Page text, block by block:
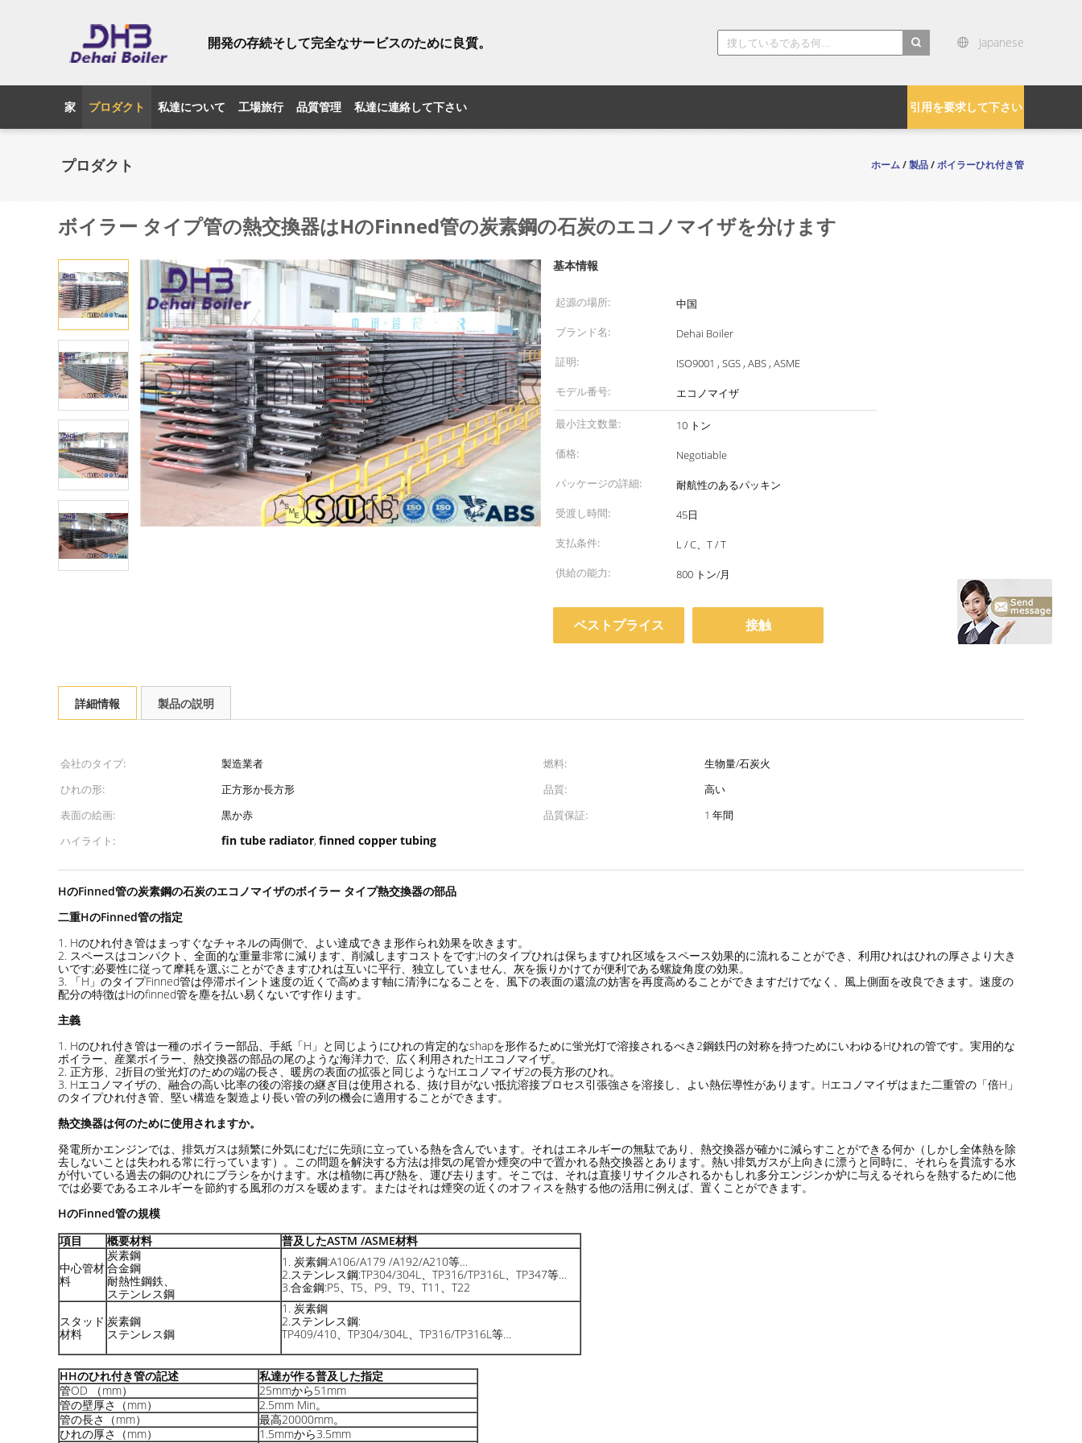
開発の存続そして完全なサービスのために良質。 Japanese
引用を要求して下さい
家 プロダクト 私達について 工場旅行 品質管理 私達に連絡して下さい
プロダクト ホーム/製品/ボイラーひれ付き管
ボイラー タイプ管の熱交換器はHのFinned管の炭素鋼の石炭のエコノマイザを分けます
基本情報
起源の場所:
中国
ブランド名:
Dehai Boiler
証明:
ISO9001 , SGS , ABS , ASME
モデル番号:
エコノマイザ
最小注文数量:
10 トン
価格:
Negotiable
パッケージの詳細:
耐航性のあるパッキン
受渡し時間:
45日
支払条件:
L / C、T / T
供給の能力:
800 トン/月
ベストプライス 接触
詳細情報 製品の説明
会社のタイプ: 製造業者 燃料:
生物量/石炭火
ひれの形:
正方形か長方形 品質:
高い
表面の絵画:
黒か赤 品質保証:
1 年間
ハイライト:
fin tube radiator, finned copper tubing
HのFinned管の炭素鋼の石炭のエコノマイザのボイラー タイプ熱交換器の部品
二重HのFinned管の指定
1. Hのひれ付き管はまっすぐなチャネルの両側で、よい達成できま形作られ効果を吹きます。
2. スペースはコンパクト、全面的な重量非常に減ります、削減しますコストをです;Hのタイプひれは保ちますひれ区域をスペース効果的に流れることができ、利用ひれはひれの厚さより大き
いです;必要性に従って摩耗を選ぶことができます;ひれは互いに平行、独立していません、灰を振りかけてが便利である螺旋角度の効果。
3. 「H」のタイプFinned管は停滞ポイント速度の近くで高めます軸に清浄になることを、風下の表面の還流の妨害を再度高めることができますだけでなく、風上側面を改良できます。速度の
配分の特徴はHのfinned管を塵を払い易くないです作ります。
主義
1. Hのひれ付き管は一種のボイラー部品、手紙「H」と同じようにひれの肯定的なshapを形作るために蛍光灯で溶接されるべき2鋼鉄円の対称を持つためにいわゆるHひれの管です。実用的な
ボイラー、産業ボイラー、熱交換器の部品の尾のような海洋力で、広く利用されたHエコノマイザ。
2. 正方形、2折目の蛍光灯のための端の長さ、暖房の表面の拡張と同じようなHエコノマイザ2の長方形のひれ。
3. Hエコノマイザの、融合の高い比率の後の溶接の継ぎ目は使用される、抜け目がない抵抗溶接プロセス引張強さを溶接し、よい熱伝導性があります。Hエコノマイザはまた二重管の「倍H」
のタイプひれ付き管、堅い構造を製造より長い管の列の機会に適用することができます。
熱交換器は何のために使用されますか。
発電所かエンジンでは、排気ガスは頻繁に外気にむだに先頭に立っている熱を含んでいます。それはエネルギーの無駄であり、熱交換器が確かに減らすことができる何か（しかし全体熱を除
去しないことは失われる常に行っています）。この問題を解決する方法は排気の尾管か煙突の中で置かれる熱交換器とあります。熱い排気ガスが上向きに漂うと同時に、それらを貫流する水
が付いている過去の銅のひれにブラシをかけます。水は植物に再び熱を、運び去ります。そこでは、それは直接リサイクルされるかもしれ多分エンジンか炉に与えるそれらを熱するために他
では必要であるエネルギーを節約する風邪のガスを暖めます。またはそれは煙突の近くのオフィスを熱する他の活用に例えば、置くことができます。
HのFinned管の規模
項目
概要材料
普及したASTM /ASME材料
中心管材
料
炭素鋼
合金鋼
耐熱性鋼鉄、
ステンレス鋼
1. 炭素鋼:A106/A179 /A192/A210等…
2.ステンレス鋼:TP304/304L、TP316/TP316L、TP347等…
3.合金鋼:P5、T5、P9、T9、T11、T22
スタッド
材料
炭素鋼
ステンレス鋼
1. 炭素鋼
2.ステンレス鋼:
TP409/410、TP304/304L、TP316/TP316L等…
HHのひれ付き管の記述
私達が作る普及した指定
管OD （mm）
25mmから51mm
管の壁厚さ（mm）
2.5mm Min。
管の長さ（mm）
最高20000mm。
ひれの厚さ（mm）
1.5mmから3.5mm